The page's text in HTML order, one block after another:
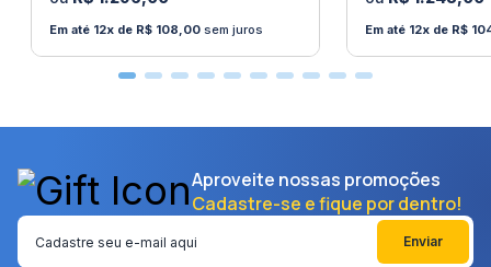
12 R$ 108 00sem juros 12 R$
Aproveite nossas promoções
Cadastre-se e fique por dentro!
Enviar